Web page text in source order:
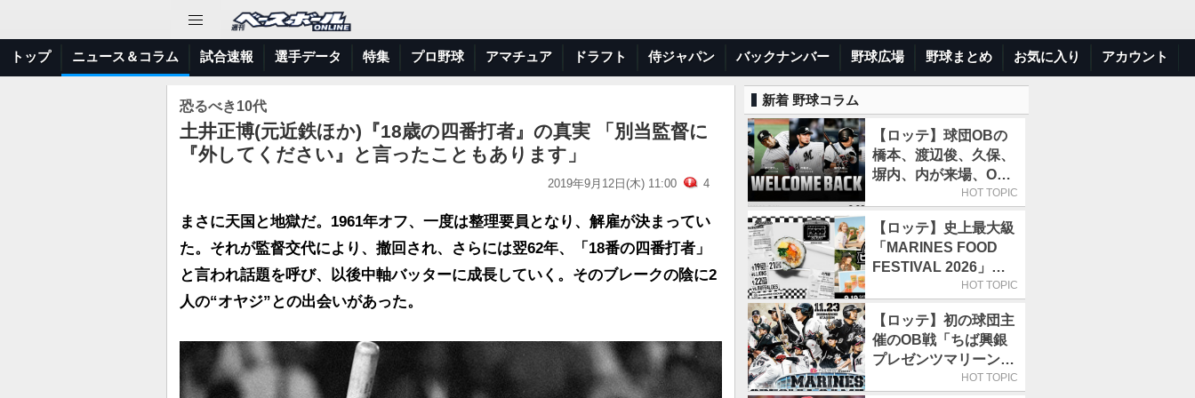
トップ ニュース＆コラム 試合速報 選手データ 特集 プロ野球 アマチュア ドラフト 侍ジャパン バックナンバー 野球広場 野球まとめ お気に入り アカウント
恐るべき10代
土井正博(元近鉄ほか)『18歳の四番打者』の真実 「別当監督に
『外してください』と言ったこともあります」
2019年9月12日(木) 11:00 4
まさに天国と地獄だ。1961年オフ、一度は整理要員となり、解雇が決まってい
た。それが監督交代により、撤回され、さらには翌62年、「18番の四番打者」
と言われ話題を呼び、以後中軸バッターに成長していく。そのブレークの陰に2
人の“オヤジ”との出会いがあった。
新着 野球コラム
【ロッテ】球団OBの
橋本、渡辺俊、久保、
塀内、内が来場、OB
解説も／9月22日開催
HOT TOPIC
【ロッテ】史上最大級
「MARINES FOOD
FESTIVAL 2026」第4
弾「KOREAN
日／初日はビール半額
デー
HOT TOPIC
【ロッテ】初の球団主
催のOB戦「ちば興銀
プレゼンツマリーンズ
スペシャルゲームHOT TOPIC